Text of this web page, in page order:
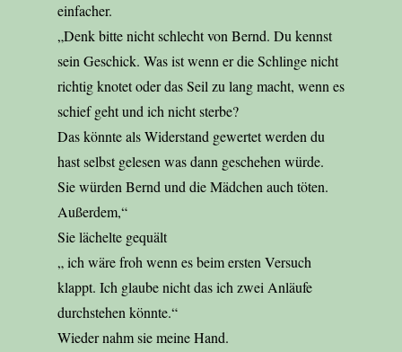
einfacher.
„Denk bitte nicht schlecht von Bernd. Du kennst
sein Geschick. Was ist wenn er die Schlinge nicht
richtig knotet oder das Seil zu lang macht, wenn es
schief geht und ich nicht sterbe?
Das könnte als Widerstand gewertet werden du
hast selbst gelesen was dann geschehen würde.
Sie würden Bernd und die Mädchen auch töten.
Außerdem,“
Sie lächelte gequält
„ ich wäre froh wenn es beim ersten Versuch
klappt. Ich glaube nicht das ich zwei Anläufe
durchstehen könnte.“
Wieder nahm sie meine Hand.